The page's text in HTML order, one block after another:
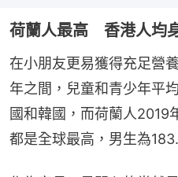
荷蘭人最高 香港人均
在小朋友更易獲得充足營
年之間，兒童和青少年平
國和韓國，而荷蘭人2019
都是全球最高，男生為